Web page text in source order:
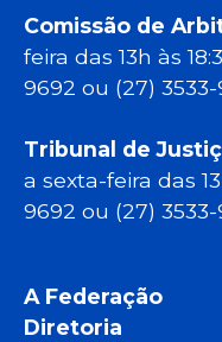
Comissão de
feira das 13h às
9692 ou (27) 3533-
Tribunal de
a sexta-feira das
9692 ou (27) 3533-
A Federação
Diretoria